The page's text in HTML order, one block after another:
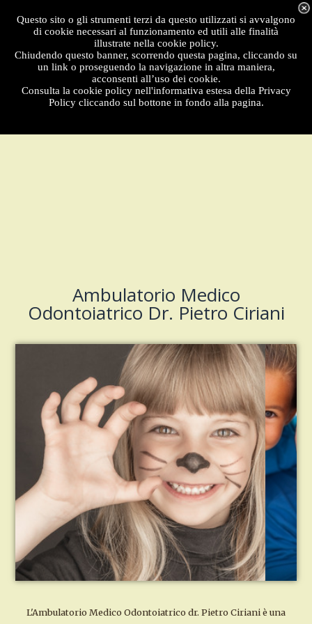
Questo sito o gli strumenti terzi da questo utilizzati si avvalgono
di cookie necessari al funzionamento ed utili alle finalità
illustrate nella cookie policy.
Chiudendo questo banner, scorrendo questa pagina, cliccando su
un link o proseguendo la navigazione in altra maniera,
acconsenti all’uso dei cookie.
Consulta la cookie policy nell'informativa estesa della Privacy
Policy cliccando sul bottone in fondo alla pagina.
Ambulatorio Medico
Odontoiatrico Dr. Pietro Ciriani
L'Ambulatorio Medico Odontoiatrico dr. Pietro Ciriani è una
Menu